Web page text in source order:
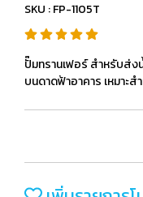
SKU : FP-1105T
ปั๊มทรานเฟอร์ สำหรับส่ง
บนดาดฟ้าอาคาร เหมาะ